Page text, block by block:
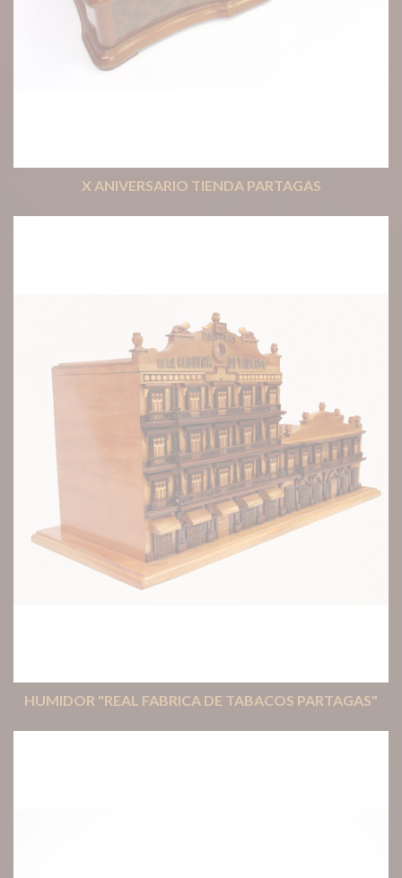
X ANIVERSARIO TIENDA PARTAGAS
HUMIDOR "REAL FABRICA DE TABACOS PARTAGAS"